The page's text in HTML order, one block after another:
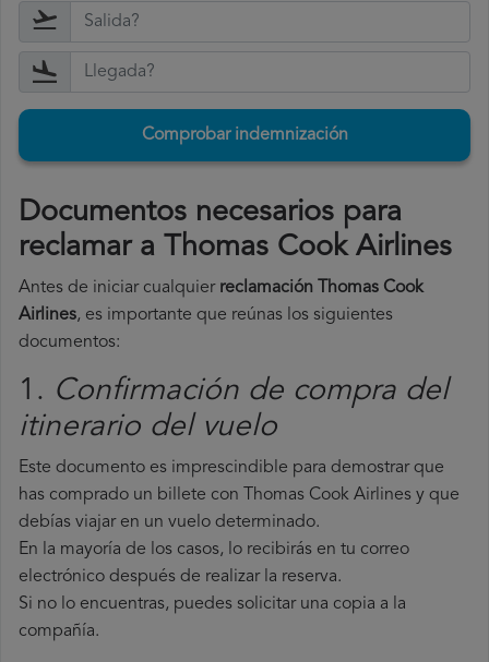
Comprobar indemnización
Documentos necesarios para
reclamar a Thomas Cook Airlines
Antes de iniciar cualquier reclamación Thomas Cook
Airlines, es importante que reúnas los siguientes
documentos:
1. Confirmación de compra del
itinerario del vuelo
Este documento es imprescindible para demostrar que
has comprado un billete con Thomas Cook Airlines y que
debías viajar en un vuelo determinado.
En la mayoría de los casos, lo recibirás en tu correo
electrónico después de realizar la reserva.
Si no lo encuentras, puedes solicitar una copia a la
compañía.